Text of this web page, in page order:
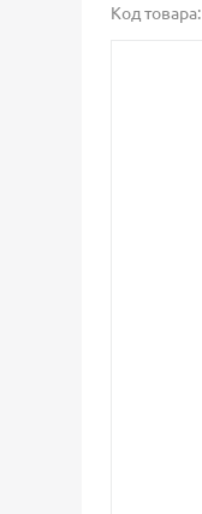
Код товара: